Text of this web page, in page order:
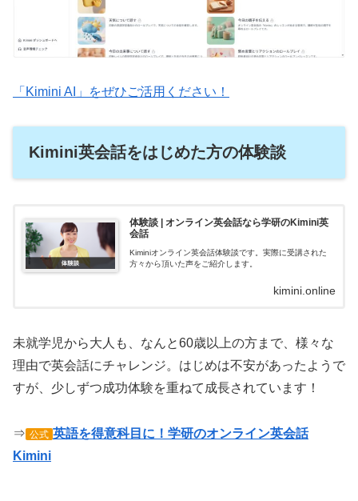
「Kimini AI」をぜひご活用ください！
Kimini英会話をはじめた方の体験談
体験談 | オンライン英会話なら学研のKimini英
会話
Kiminiオンライン英会話体験談です。実際に受講された
方々から頂いた声をご紹介します。
kimini.online
未就学児から大人も、なんと60歳以上の方まで、様々な
理由で英会話にチャレンジ。はじめは不安があったようで
すが、少しずつ成功体験を重ねて成長されています！
⇒ 公式 英語を得意科目に！学研のオンライン英会話
Kimini